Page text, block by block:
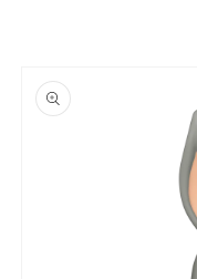
informations
produits